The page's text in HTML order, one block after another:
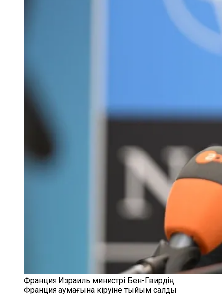
Франция Израиль министрі Бен-Гвирдің
Франция аумағына кіруіне тыйым салды